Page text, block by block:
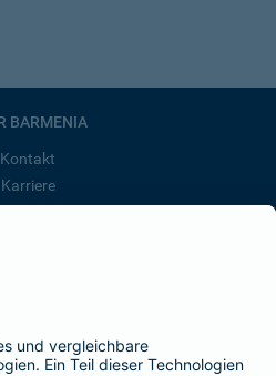
BARMENIA
Kontakt
Karriere
der BarmeniaGothaer
SEITEN